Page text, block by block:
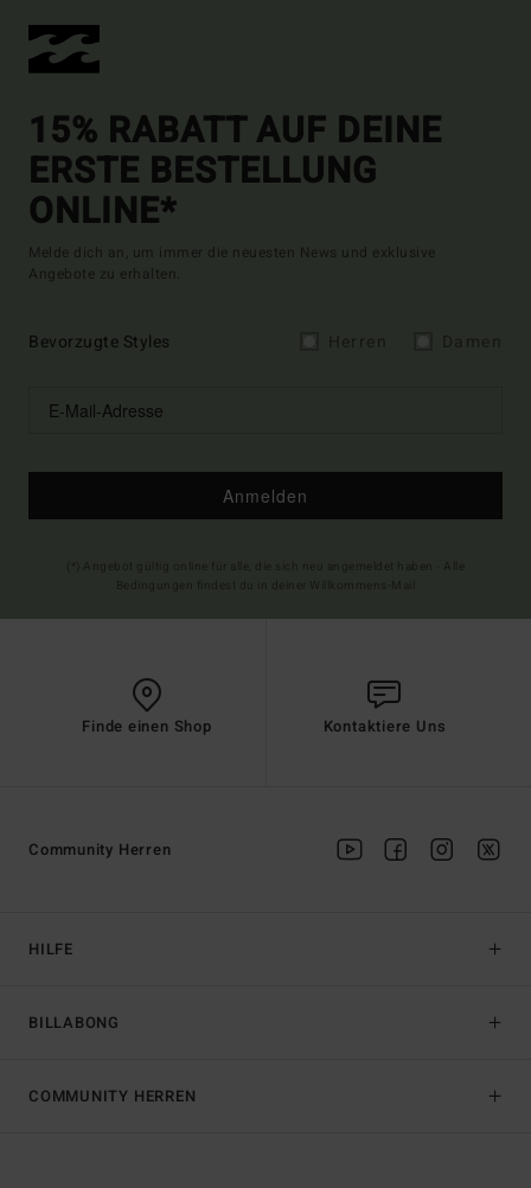
15% RABATT AUF DEINE
ERSTE BESTELLUNG
ONLINE*
Melde dich an, um immer die neuesten News und exklusive
Angebote zu erhalten.
Bevorzugte Styles
Anmelden
Finde einen Shop Kontaktiere Uns
HILFE
BILLABONG
Community Herren
COMMUNITY HERREN